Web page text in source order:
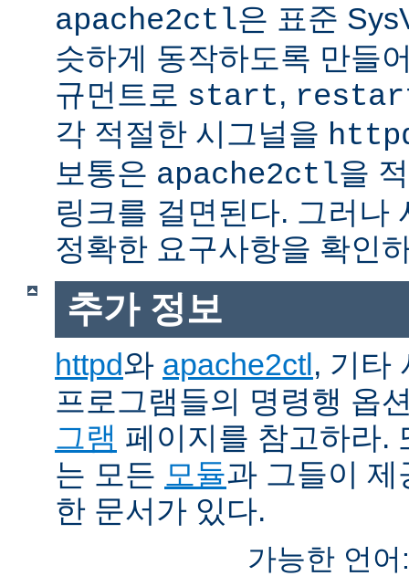
apache2ctl은 표준
슷하게 동작하도록 만들
규먼트로 start,
각 적절한 시그널을
보통은 apache2ctl을
링크를 걸면된다. 그러나
정확한 요구사항을 확인
추가 정보
httpd와 apache2ctl, 기타
프로그램들의 명령행 옵
그램 페이지를 참고하라.
는 모든 모듈과 그들이
한 문서가 있다.
가능한 언